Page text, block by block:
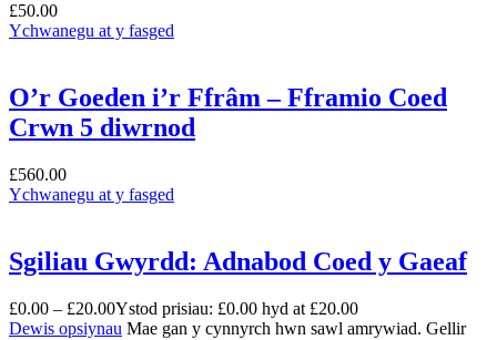
£50.00
Ychwanegu at y fasged
O’r Goeden i’r Ffrâm – Fframio Coed
Crwn 5 diwrnod
£560.00
Ychwanegu at y fasged
Sgiliau Gwyrdd: Adnabod Coed y Gaeaf
£0.00 – £20.00Ystod prisiau: £0.00 hyd at £20.00
Dewis opsiynau Mae gan y cynnyrch hwn sawl amrywiad. Gellir